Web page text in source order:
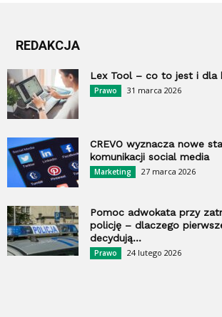
REDAKCJA
Lex Tool – co to jest i dla
Prawo 31 marca 2026
CREVO wyznacza nowe
komunikacji social media
Marketing 27 marca 2026
Pomoc adwokata przy
policję – dlaczego
decydują...
Prawo 24 lutego 2026